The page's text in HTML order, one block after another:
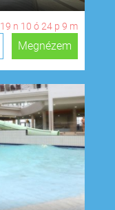
19 n 10 ó 24 p 8 m
Megnézem